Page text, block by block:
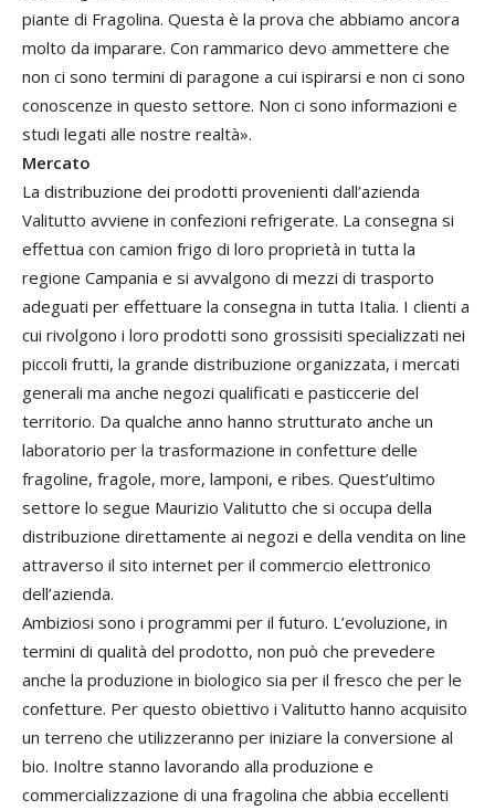
piante di Fragolina. Questa è la prova che abbiamo ancora
molto da imparare. Con rammarico devo ammettere che
non ci sono termini di paragone a cui ispirarsi e non ci sono
conoscenze in questo settore. Non ci sono informazioni e
studi legati alle nostre realtà».
Mercato
La distribuzione dei prodotti provenienti dall’azienda
Valitutto avviene in confezioni refrigerate. La consegna si
effettua con camion frigo di loro proprietà in tutta la
regione Campania e si avvalgono di mezzi di trasporto
adeguati per effettuare la consegna in tutta Italia. I clienti a
cui rivolgono i loro prodotti sono grossisiti specializzati nei
piccoli frutti, la grande distribuzione organizzata, i mercati
generali ma anche negozi qualificati e pasticcerie del
territorio. Da qualche anno hanno strutturato anche un
laboratorio per la trasformazione in confetture delle
fragoline, fragole, more, lamponi, e ribes. Quest’ultimo
settore lo segue Maurizio Valitutto che si occupa della
distribuzione direttamente ai negozi e della vendita on line
attraverso il sito internet per il commercio elettronico
dell’azienda.
Ambiziosi sono i programmi per il futuro. L’evoluzione, in
termini di qualità del prodotto, non può che prevedere
anche la produzione in biologico sia per il fresco che per le
confetture. Per questo obiettivo i Valitutto hanno acquisito
un terreno che utilizzeranno per iniziare la conversione al
bio. Inoltre stanno lavorando alla produzione e
commercializzazione di una fragolina che abbia eccellenti